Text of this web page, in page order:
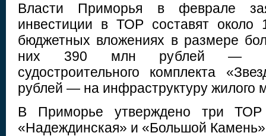
Власти Приморья в феврале
инвестиции в ТОР составят
бюджетных вложениях в размере
них 390 млн рублей — на
судостроительного комплекта
рублей — на инфраструктуру жилого
В Приморье утверждено три
«Надеждинская» и «Большой